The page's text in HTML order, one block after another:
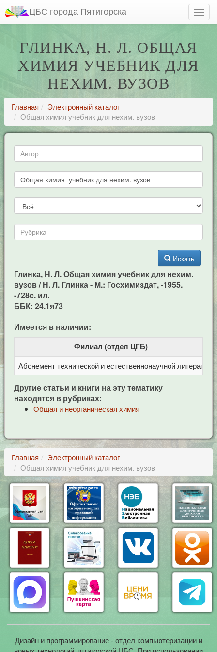
ЦБС города Пятигорска
ГЛИНКА, Н. Л. ОБЩАЯ
ХИМИЯ УЧЕБНИК ДЛЯ
НЕХИМ. ВУЗОВ
Главная
Электронный каталог
Общая химия учебник для нехим. вузов
Искать
Глинка, Н. Л. Общая химия учебник для нехим.
вузов / Н. Л. Глинка - М.: Госхимиздат, -1955.
-728c. ил.
ББК: 24.1я73
Имеется в наличии:
Филиал (отдел ЦГБ)
Абонемент технической и естественнонаучной литерат
Другие статьи и книги на эту тематику
находятся в рубриках:
Общая и неорганическая химия
Главная
Электронный каталог
Общая химия учебник для нехим. вузов
Дизайн и программирование - отдел компьютеризации и